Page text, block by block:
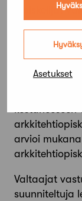
Asetukset
Opiskelijat
Aalto-
arvioi
Valtaajat
suunniteltuja